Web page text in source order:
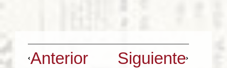
Anterior Siguiente